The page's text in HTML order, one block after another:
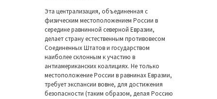
Эта централизация, объединенная с
физическим местоположением России в
середине равнинной северной Евразии,
делает страну естественным противовесом
Соединенных Штатов и государством
наиболее склонным к участию в
антиамериканских коалициях. Не только
местоположение России в равнинах Евразии,
требует экспансии вовне, для достижения
безопасности (таким образом, делая Россию